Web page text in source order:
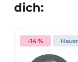
dich:
-14 %